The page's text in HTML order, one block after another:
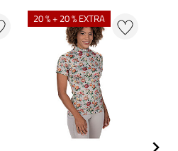
20 % + 20 % EXTRA